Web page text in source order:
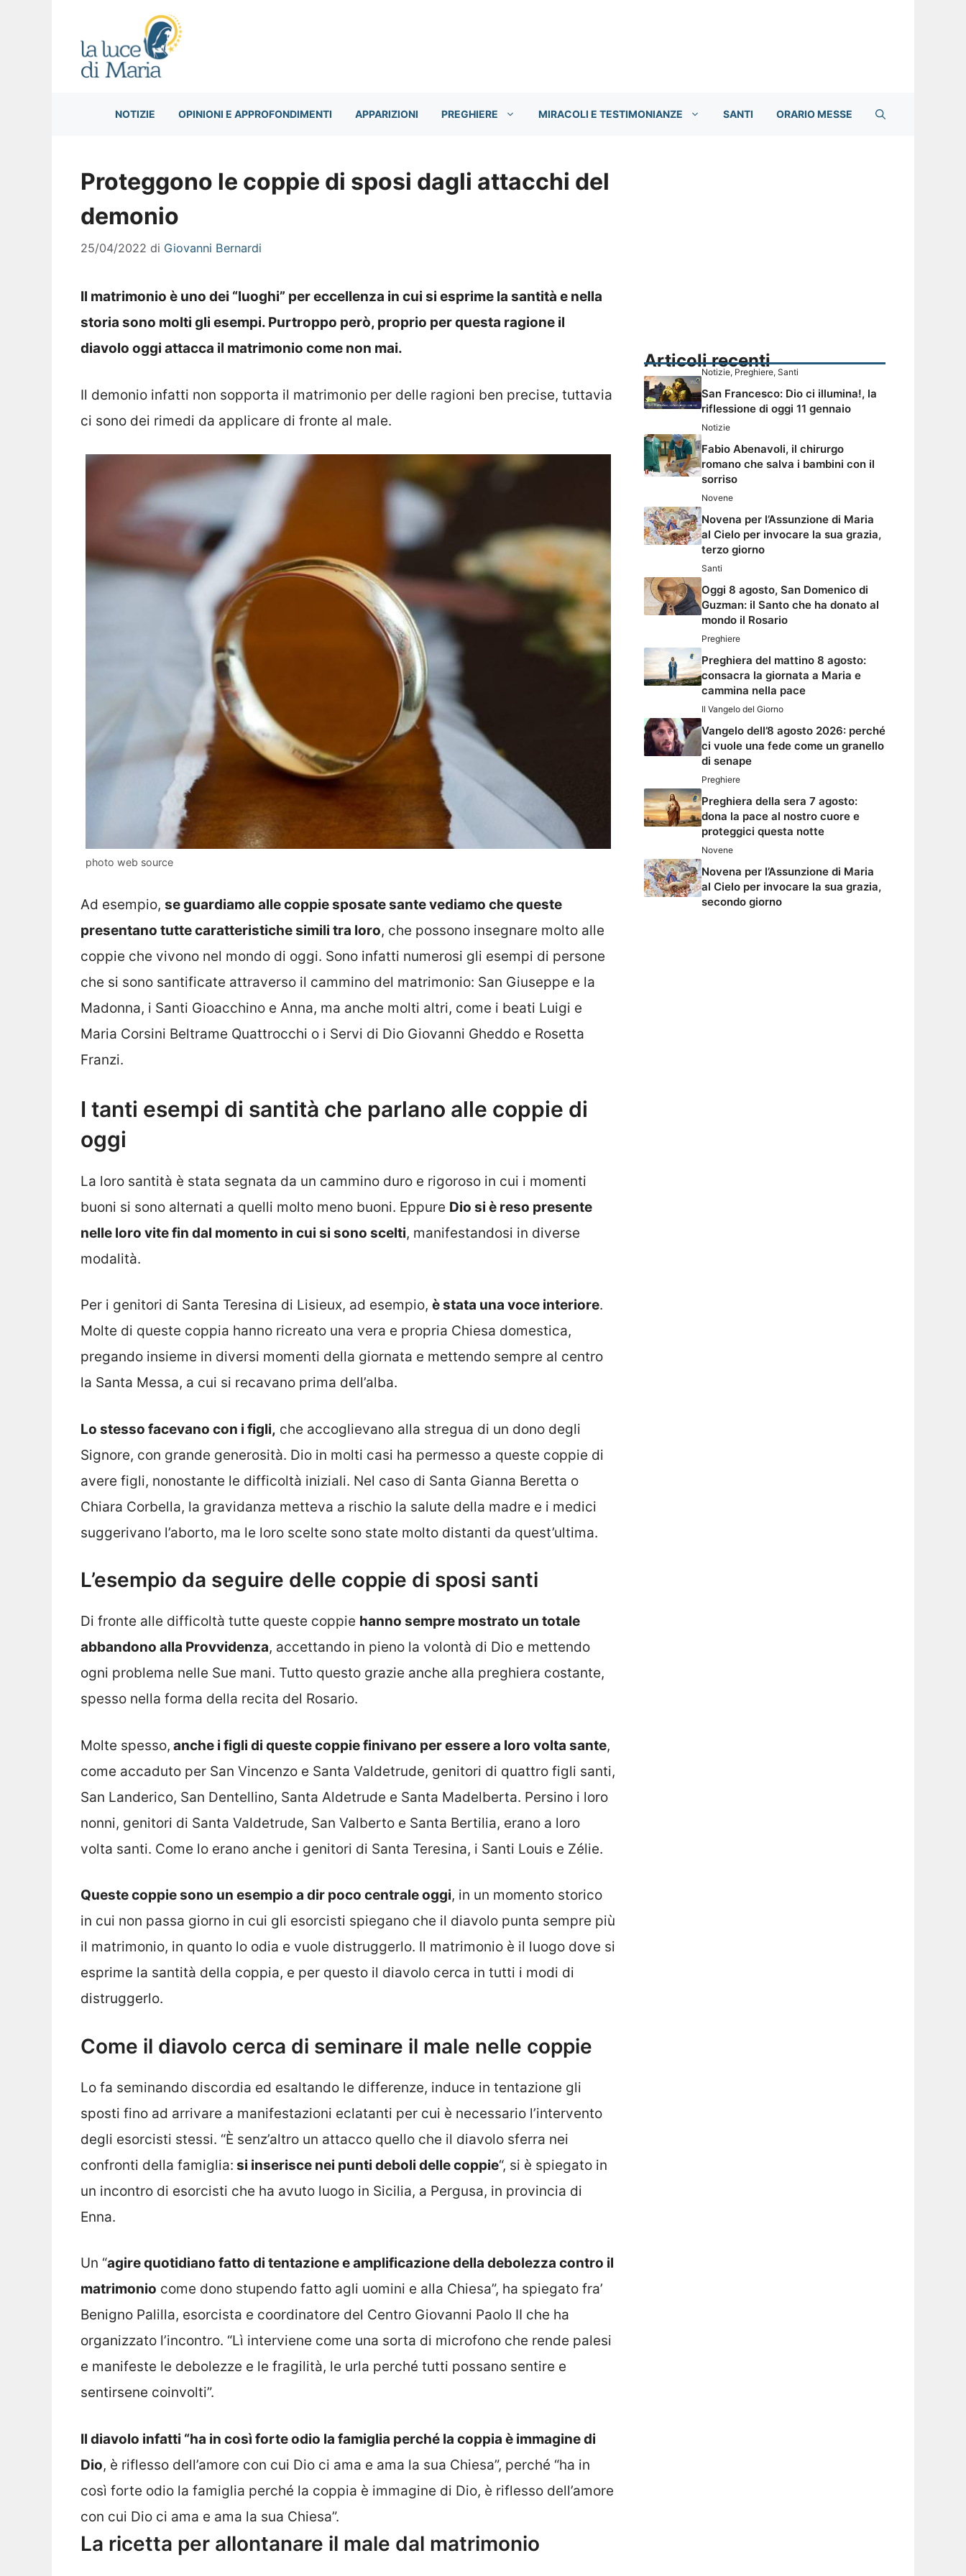
NOTIZIE OPINIONI E APPROFONDIMENTI APPARIZIONI PREGHIERE MIRACOLI E TESTIMONIANZE SANTI ORARIO MESSE
Proteggono le coppie di sposi dagli attacchi del
demonio
25/04/2022 di Giovanni Bernardi
Il matrimonio è uno dei “luoghi” per eccellenza in cui si esprime la santità e nella
storia sono molti gli esempi. Purtroppo però, proprio per questa ragione il
diavolo oggi attacca il matrimonio come non mai.
Il demonio infatti non sopporta il matrimonio per delle ragioni ben precise, tuttavia
ci sono dei rimedi da applicare di fronte al male.
photo web source
Ad esempio, se guardiamo alle coppie sposate sante vediamo che queste
presentano tutte caratteristiche simili tra loro, che possono insegnare molto alle
coppie che vivono nel mondo di oggi. Sono infatti numerosi gli esempi di persone
che si sono santificate attraverso il cammino del matrimonio: San Giuseppe e la
Madonna, i Santi Gioacchino e Anna, ma anche molti altri, come i beati Luigi e
Maria Corsini Beltrame Quattrocchi o i Servi di Dio Giovanni Gheddo e Rosetta
Franzi.
I tanti esempi di santità che parlano alle coppie di
oggi
La loro santità è stata segnata da un cammino duro e rigoroso in cui i momenti
buoni si sono alternati a quelli molto meno buoni. Eppure Dio si è reso presente
nelle loro vite fin dal momento in cui si sono scelti, manifestandosi in diverse
modalità.
Per i genitori di Santa Teresina di Lisieux, ad esempio, è stata una voce interiore.
Molte di queste coppia hanno ricreato una vera e propria Chiesa domestica,
pregando insieme in diversi momenti della giornata e mettendo sempre al centro
la Santa Messa, a cui si recavano prima dell’alba.
Lo stesso facevano con i figli, che accoglievano alla stregua di un dono degli
Signore, con grande generosità. Dio in molti casi ha permesso a queste coppie di
avere figli, nonostante le difficoltà iniziali. Nel caso di Santa Gianna Beretta o
Chiara Corbella, la gravidanza metteva a rischio la salute della madre e i medici
suggerivano l’aborto, ma le loro scelte sono state molto distanti da quest’ultima.
L’esempio da seguire delle coppie di sposi santi
Di fronte alle difficoltà tutte queste coppie hanno sempre mostrato un totale
abbandono alla Provvidenza, accettando in pieno la volontà di Dio e mettendo
ogni problema nelle Sue mani. Tutto questo grazie anche alla preghiera costante,
spesso nella forma della recita del Rosario.
Molte spesso, anche i figli di queste coppie finivano per essere a loro volta sante,
come accaduto per San Vincenzo e Santa Valdetrude, genitori di quattro figli santi,
San Landerico, San Dentellino, Santa Aldetrude e Santa Madelberta. Persino i loro
nonni, genitori di Santa Valdetrude, San Valberto e Santa Bertilia, erano a loro
volta santi. Come lo erano anche i genitori di Santa Teresina, i Santi Louis e Zélie.
Queste coppie sono un esempio a dir poco centrale oggi, in un momento storico
in cui non passa giorno in cui gli esorcisti spiegano che il diavolo punta sempre più
il matrimonio, in quanto lo odia e vuole distruggerlo. Il matrimonio è il luogo dove si
esprime la santità della coppia, e per questo il diavolo cerca in tutti i modi di
distruggerlo.
Come il diavolo cerca di seminare il male nelle coppie
Lo fa seminando discordia ed esaltando le differenze, induce in tentazione gli
sposti fino ad arrivare a manifestazioni eclatanti per cui è necessario l’intervento
degli esorcisti stessi. “È senz’altro un attacco quello che il diavolo sferra nei
confronti della famiglia: si inserisce nei punti deboli delle coppie“, si è spiegato in
un incontro di esorcisti che ha avuto luogo in Sicilia, a Pergusa, in provincia di
Enna.
Un “agire quotidiano fatto di tentazione e amplificazione della debolezza contro il
matrimonio come dono stupendo fatto agli uomini e alla Chiesa”, ha spiegato fra’
Benigno Palilla, esorcista e coordinatore del Centro Giovanni Paolo II che ha
organizzato l’incontro. “Lì interviene come una sorta di microfono che rende palesi
e manifeste le debolezze e le fragilità, le urla perché tutti possano sentire e
sentirsene coinvolti”.
Il diavolo infatti “ha in così forte odio la famiglia perché la coppia è immagine di
Dio, è riflesso dell’amore con cui Dio ci ama e ama la sua Chiesa”, perché “ha in
così forte odio la famiglia perché la coppia è immagine di Dio, è riflesso dell’amore
con cui Dio ci ama e ama la sua Chiesa”.
La ricetta per allontanare il male dal matrimonio
Articoli recenti
Notizie, Preghiere, Santi
San Francesco: Dio ci illumina!, la
riflessione di oggi 11 gennaio
Notizie
Fabio Abenavoli, il chirurgo
romano che salva i bambini con il
sorriso
Novene
Novena per l’Assunzione di Maria
al Cielo per invocare la sua grazia,
terzo giorno
Santi
Oggi 8 agosto, San Domenico di
Guzman: il Santo che ha donato al
mondo il Rosario
Preghiere
Preghiera del mattino 8 agosto:
consacra la giornata a Maria e
cammina nella pace
Il Vangelo del Giorno
Vangelo dell’8 agosto 2026: perché
ci vuole una fede come un granello
di senape
Preghiere
Preghiera della sera 7 agosto:
dona la pace al nostro cuore e
proteggici questa notte
Novene
Novena per l’Assunzione di Maria
al Cielo per invocare la sua grazia,
secondo giorno